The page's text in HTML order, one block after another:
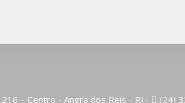
– Centro - Angra dos Reis - RJ - (24)